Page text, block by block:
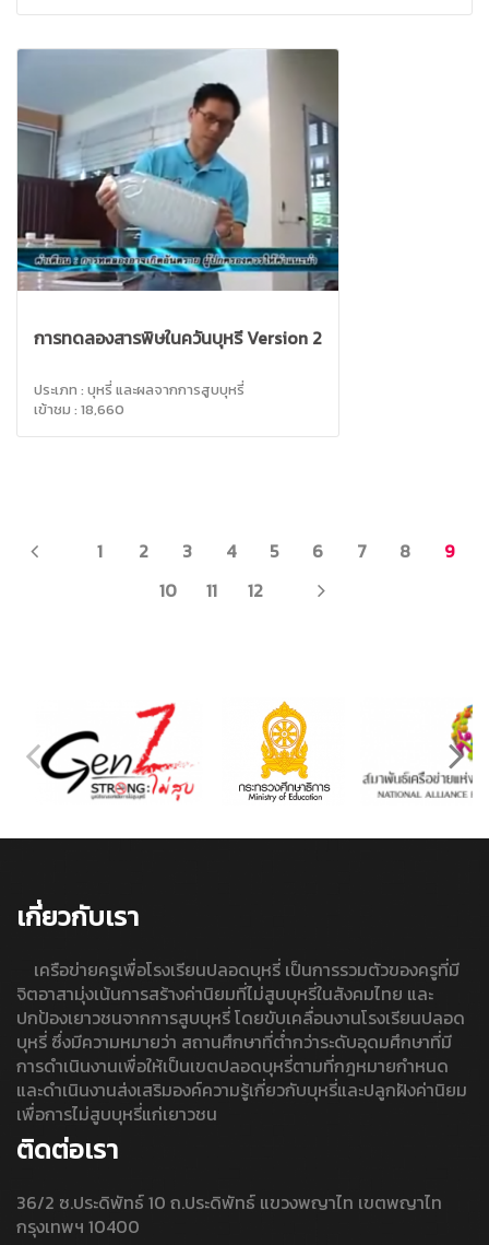
การทดลองสารพิษในควันบุหรี่ Version 2
ประเภท : บุหรี่ และผลจากการสูบบุหรี่
เข้าชม : 18,660
PREV 1 2 3 4 5 6 7 8
9
10
11 12 NEXT
เกี่ยวกับเรา
เครือข่ายครูเพื่อโรงเรียนปลอดบุหรี่ เป็นการรวมตัวของครูที่มี
จิตอาสามุ่งเน้นการสร้างค่านิยมที่ไม่สูบบุหรี่ในสังคมไทย และ
ปกป้องเยาวชนจากการสูบบุหรี่ โดยขับเคลื่อนงานโรงเรียนปลอด
บุหรี่ ซึ่งมีความหมายว่า สถานศึกษาที่ต่ำกว่าระดับอุดมศึกษาที่มี
การดำเนินงานเพื่อให้เป็นเขตปลอดบุหรี่ตามที่กฎหมายกำหนด
และดำเนินงานส่งเสริมองค์ความรู้เกี่ยวกับบุหรี่และปลูกฝังค่านิยม
เพื่อการไม่สูบบุหรี่แก่เยาวชน
ติดต่อเรา
36/2 ซ.ประดิพัทธ์ 10 ถ.ประดิพัทธ์ แขวงพญาไท เขตพญาไท
กรุงเทพฯ 10400